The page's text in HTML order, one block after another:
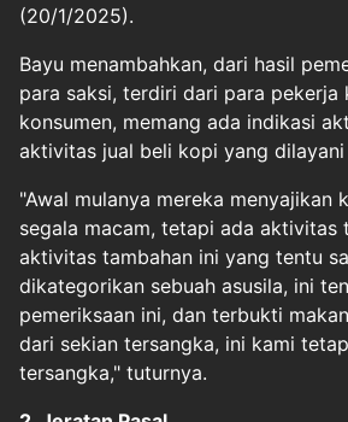
(20/1/2025).
Bayu menambahkan, dari hasil
para saksi, terdiri dari para pekerja
konsumen, memang ada indikasi
aktivitas jual beli kopi yang
"Awal mulanya mereka menyajikan
segala macam, tetapi ada aktivitas
aktivitas tambahan ini yang tentu
dikategorikan sebuah asusila, ini
pemeriksaan ini, dan terbukti
dari sekian tersangka, ini kami
tersangka," tuturnya.